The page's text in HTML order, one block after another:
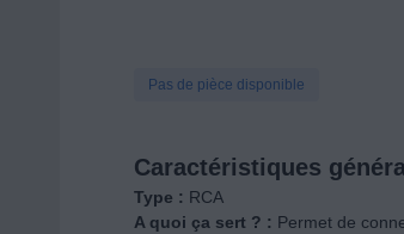
Pas de pièce disponible
Caractéristiques
Type : RCA
A quoi ça sert ? : Permet de